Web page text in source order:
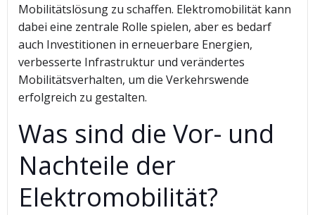
Mobilitätslösung zu schaffen. Elektromobilität kann
dabei eine zentrale Rolle spielen, aber es bedarf
auch Investitionen in erneuerbare Energien,
verbesserte Infrastruktur und verändertes
Mobilitätsverhalten, um die Verkehrswende
erfolgreich zu gestalten.
Was sind die Vor- und
Nachteile der
Elektromobilität?